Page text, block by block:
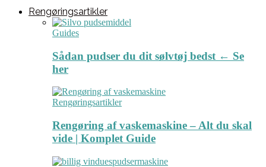
Rengøringsartikler
Guides
Sådan pudser du dit sølvtøj bedst ← Se
her
Rengøringsartikler
Rengøring af vaskemaskine – Alt du skal
vide | Komplet Guide